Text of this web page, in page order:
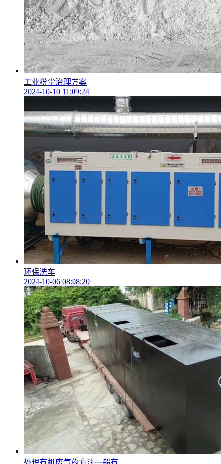
工业粉尘治理方案
2024-10-10 11:09:24
环保洗车
2024-10-06 08:08:20
处理有机废气的方法一般有